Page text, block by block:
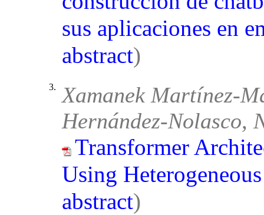
sus aplicaciones en
abstract)
3.
Xamanek Martínez-
Hernández-Nolasco,
Transformer
Using
abstract)